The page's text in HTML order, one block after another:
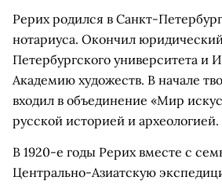
Рерих родился в Санкт-
нотариуса. Окончил
Петербургского университета и
Академию художеств. В начале
входил в объединение «Мир
русской историей и археологией.
В 1920-е годы Рерих вместе с
Центрально-Азиатскую